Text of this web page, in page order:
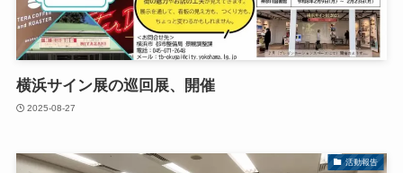
横浜サイン展の巡回展、開催
2025-08-27
活動報告